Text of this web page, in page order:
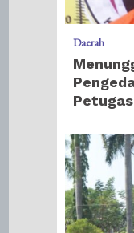
Daerah
Petugas